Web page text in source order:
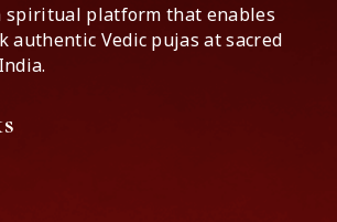
spiritual platform that enables
authentic Vedic pujas at sacred